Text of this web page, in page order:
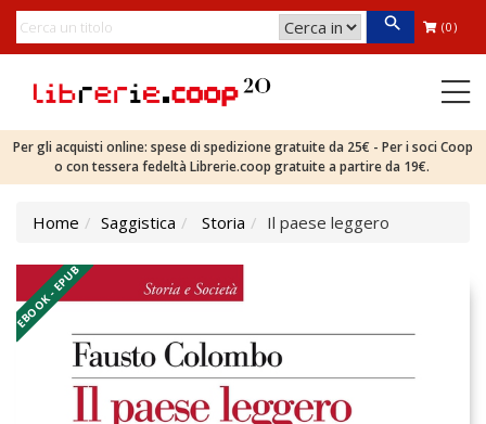
(0)
Per gli acquisti online: spese di spedizione gratuite da 25€ - Per i soci Coop
o con tessera fedeltà Librerie.coop gratuite a partire da 19€.
Home Saggistica Storia Il paese leggero
EBOOK - EPUB